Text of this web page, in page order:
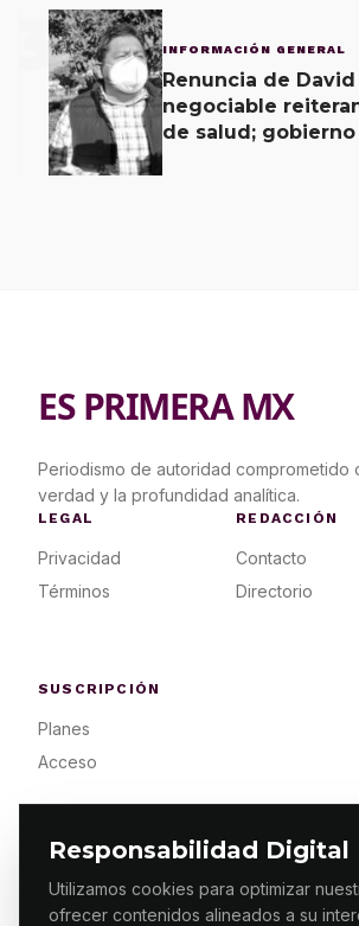
Responsabilidad Digital
Utilizamos cookies para optimizar
ofrecer contenidos alineados a su
3 INFORMACIÓN GENERAL
Renuncia de
negociable
de salud;
ES PRIMERA MX
Periodismo de autoridad comprometido
verdad y la profundidad analítica.
LEGAL
Privacidad
Términos
REDACCIÓN
Contacto
Directorio
SUSCRIPCIÓN
Planes
Acceso
© 2026 ES PRIMERA MX. ALGUNOS